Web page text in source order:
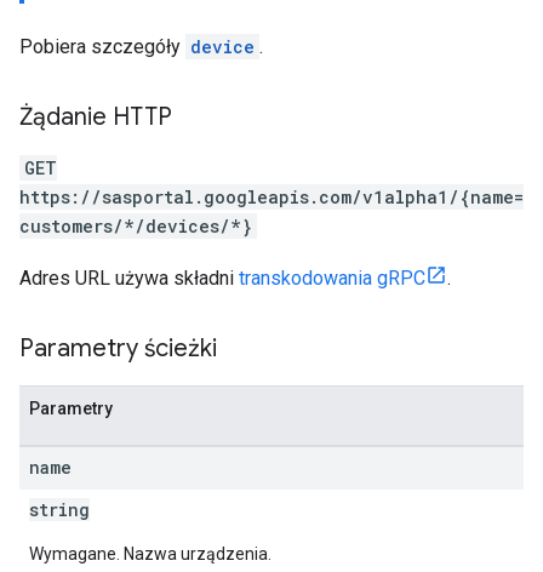
Pobiera szczegóły device .
Żądanie HTTP
GET
https://sasportal.googleapis.com/v1alpha1/{name=
customers/*/devices/*}
Adres URL używa składni transkodowania gRPC .
Parametry ścieżki
Parametry
name
string
Wymagane. Nazwa urządzenia.